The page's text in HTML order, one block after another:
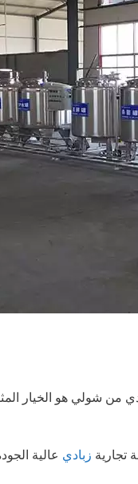
من شولي هو الخيار
زبادي عالية